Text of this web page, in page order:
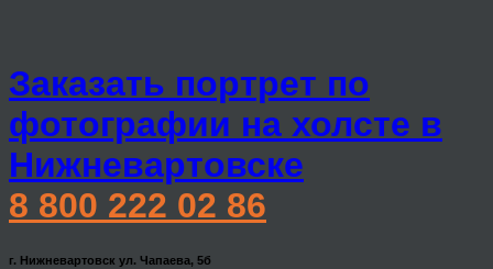
Заказать портрет по
фотографии на холсте в
Нижневартовске
8 800 222 02 86
г. Нижневартовск ул. Чапаева, 5б